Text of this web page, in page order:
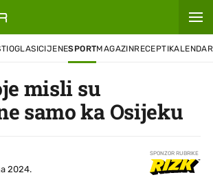
OGLASICIJENESPORTMAGAZINRECEPTIKALENDAR
misli su
samo ka Osijeku
2024.
SPONZOR RUBRIKE